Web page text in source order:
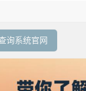
询系统官网